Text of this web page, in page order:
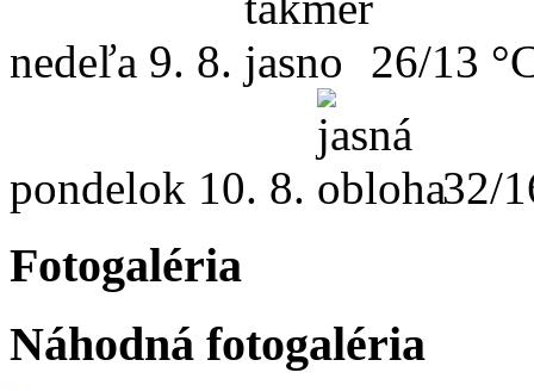
nedeľa 9. 8. 26/13
pondelok 10. 8. 32/
Fotogaléria
Náhodná fotogaléria